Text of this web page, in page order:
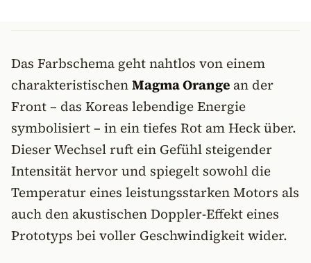
Das Farbschema geht nahtlos von einem
charakteristischenMagma Orange an der
Front – das Koreas lebendige Energie
symbolisiert – in ein tiefes Rot am Heck über.
Dieser Wechsel ruft ein Gefühl steigender
Intensität hervor und spiegelt sowohl die
Temperatur eines leistungsstarken Motors als
auch den akustischen Doppler-Effekt eines
Prototyps bei voller Geschwindigkeit wider.